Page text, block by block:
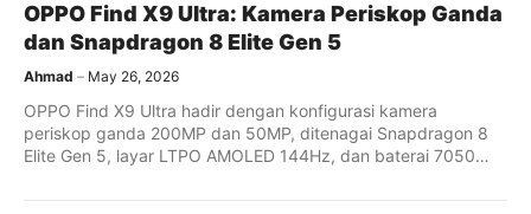
OPPO Find X9 Ultra: Kamera Periskop Ganda
dan Snapdragon 8 Elite Gen 5
Ahmad May 26, 2026
OPPO Find X9 Ultra hadir dengan konfigurasi kamera
periskop ganda 200MP dan 50MP, ditenagai Snapdragon 8
Elite Gen 5, layar LTPO AMOLED 144Hz, dan baterai 7050